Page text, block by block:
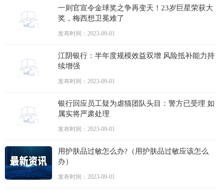
一则官宣令金球奖之争再变天！23岁巨星荣获大
奖，梅西想卫冕难了
发布时间：2023-09-01
江阴银行：半年度规模效益双增 风险抵补能力持
续增强
发布时间：2023-09-01
银行回应员工疑为虐猫团队头目：警方已受理 如
属实将严肃处理
发布时间：2023-09-01
用护肤品过敏怎么办?（用护肤品过敏应该怎么
办）
发布时间：2023-09-01